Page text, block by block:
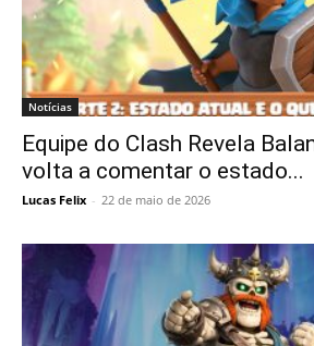
Notícias
Equipe do Clash Revela
volta a comentar o estado...
Lucas Felix - 22 de maio de 2026